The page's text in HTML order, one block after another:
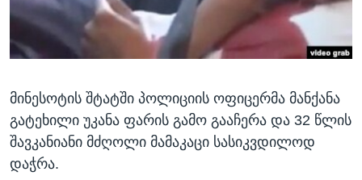
ᲡᲢᲣᲓᲘᲐ ᲕᲐᲨᲘᲜᲒᲢᲝᲜᲘ
ᲔᲙᲝᲜᲝᲛᲘᲙᲐ
ᲯᲐᲜᲛᲠᲗᲔᲚᲝᲑᲐ
ᲘᲜᲢᲔᲠᲕᲘᲣ
ᲙᲣᲚᲢᲣᲠᲐ
ᲒᲐᲚᲘᲚᲔᲝ
Learning English
ენები
მინესოტის შტატში პოლიციის ოფიცერმა მანქანა
გატეხილი უკანა ფარის გამო გააჩერა და 32 წლის
შავკანიანი მძღოლი მამაკაცი სასიკვდილოდ
დაჭრა.